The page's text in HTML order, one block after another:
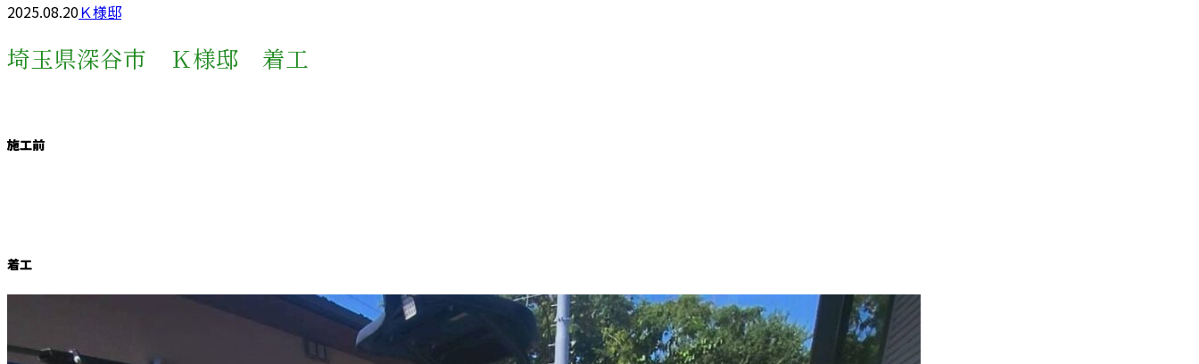
2025.08.20Ｋ様邸
埼玉県深谷市 Ｋ様邸 着工
施工前
着工